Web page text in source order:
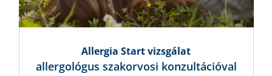
Allergia Start vizsgálat
allergológus szakorvosi konzultációval